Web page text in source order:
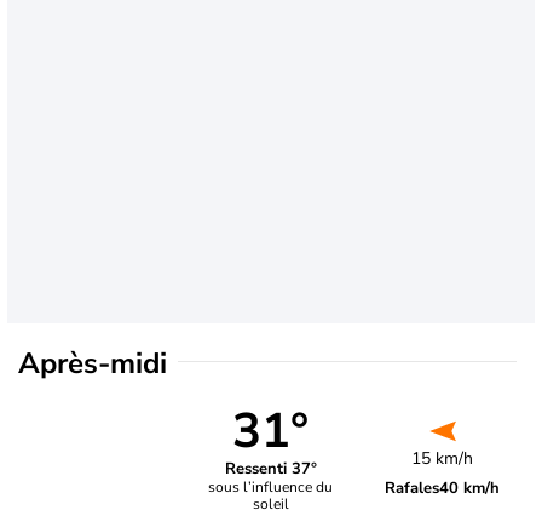
Après-midi
31°
Ressenti 37°
sous l’influence du
soleil
15 km/h
Rafales40 km/h